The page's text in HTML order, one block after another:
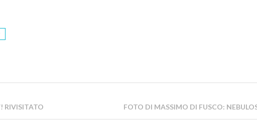
RIVISITATO
FOTO DI MASSIMO DI FUSCO: